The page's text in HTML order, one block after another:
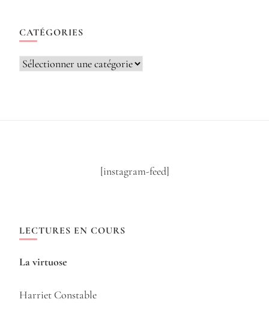
CATÉGORIES
Catégories
[instagram-feed]
LECTURES EN COURS
La virtuose
Harriet Constable